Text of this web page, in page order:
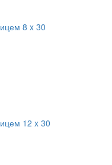
8 x 30
12 x 30